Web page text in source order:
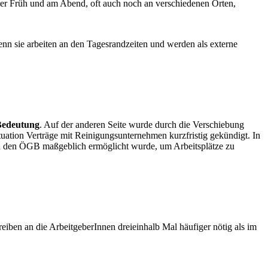
Früh und am Abend, oft auch noch an verschiedenen Orten,
sie arbeiten an den Tagesrandzeiten und werden als externe
. Auf der anderen Seite wurde durch die Verschiebung
Verträge mit Reinigungsunternehmen kurzfristig gekündigt. In
den ÖGB maßgeblich ermöglicht wurde, um Arbeitsplätze zu
an die ArbeitgeberInnen dreieinhalb Mal häufiger nötig als im